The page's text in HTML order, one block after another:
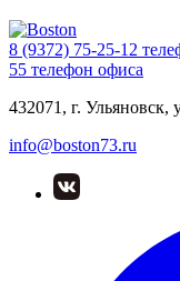
8 (9372) 75-25-12
55 телефон офиса
432071, г. Ульяновск,
info@boston73.ru